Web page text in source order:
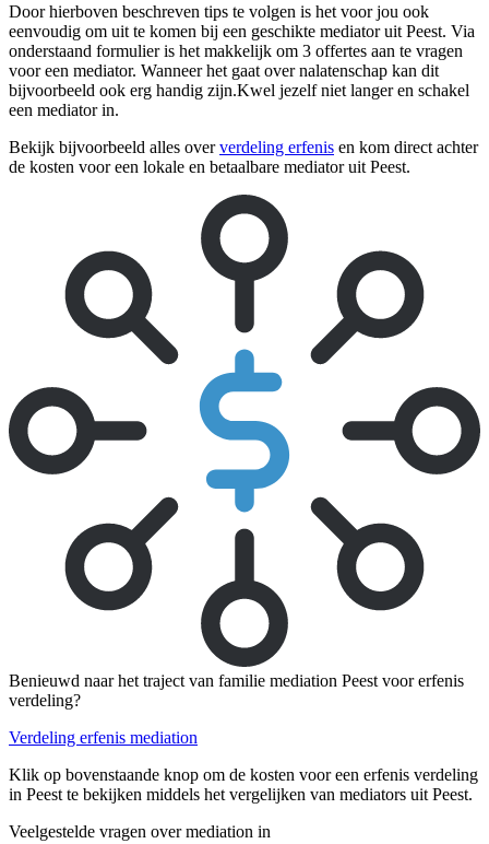
Door hierboven beschreven tips te volgen is het voor jou ook
eenvoudig om uit te komen bij een geschikte mediator uit Peest. Via
onderstaand formulier is het makkelijk om 3 offertes aan te vragen
voor een mediator. Wanneer het gaat over nalatenschap kan dit
bijvoorbeeld ook erg handig zijn.Kwel jezelf niet langer en schakel
een mediator in.
Bekijk bijvoorbeeld alles oververdeling erfenis en kom direct achter
de kosten voor een lokale en betaalbare mediator uit Peest.
Benieuwd naar het traject van familie mediation Peest voor erfenis
verdeling?
Verdeling erfenis mediation
Klik op bovenstaande knop om de kosten voor een erfenis verdeling
in Peest te bekijken middels het vergelijken van mediators uit Peest.
Veelgestelde vragen over mediation in